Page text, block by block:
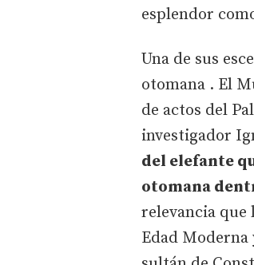
esplendor
Una de sus
otomana . El
de actos del
investigador
del elefante
otomana
relevancia
Edad Moderna